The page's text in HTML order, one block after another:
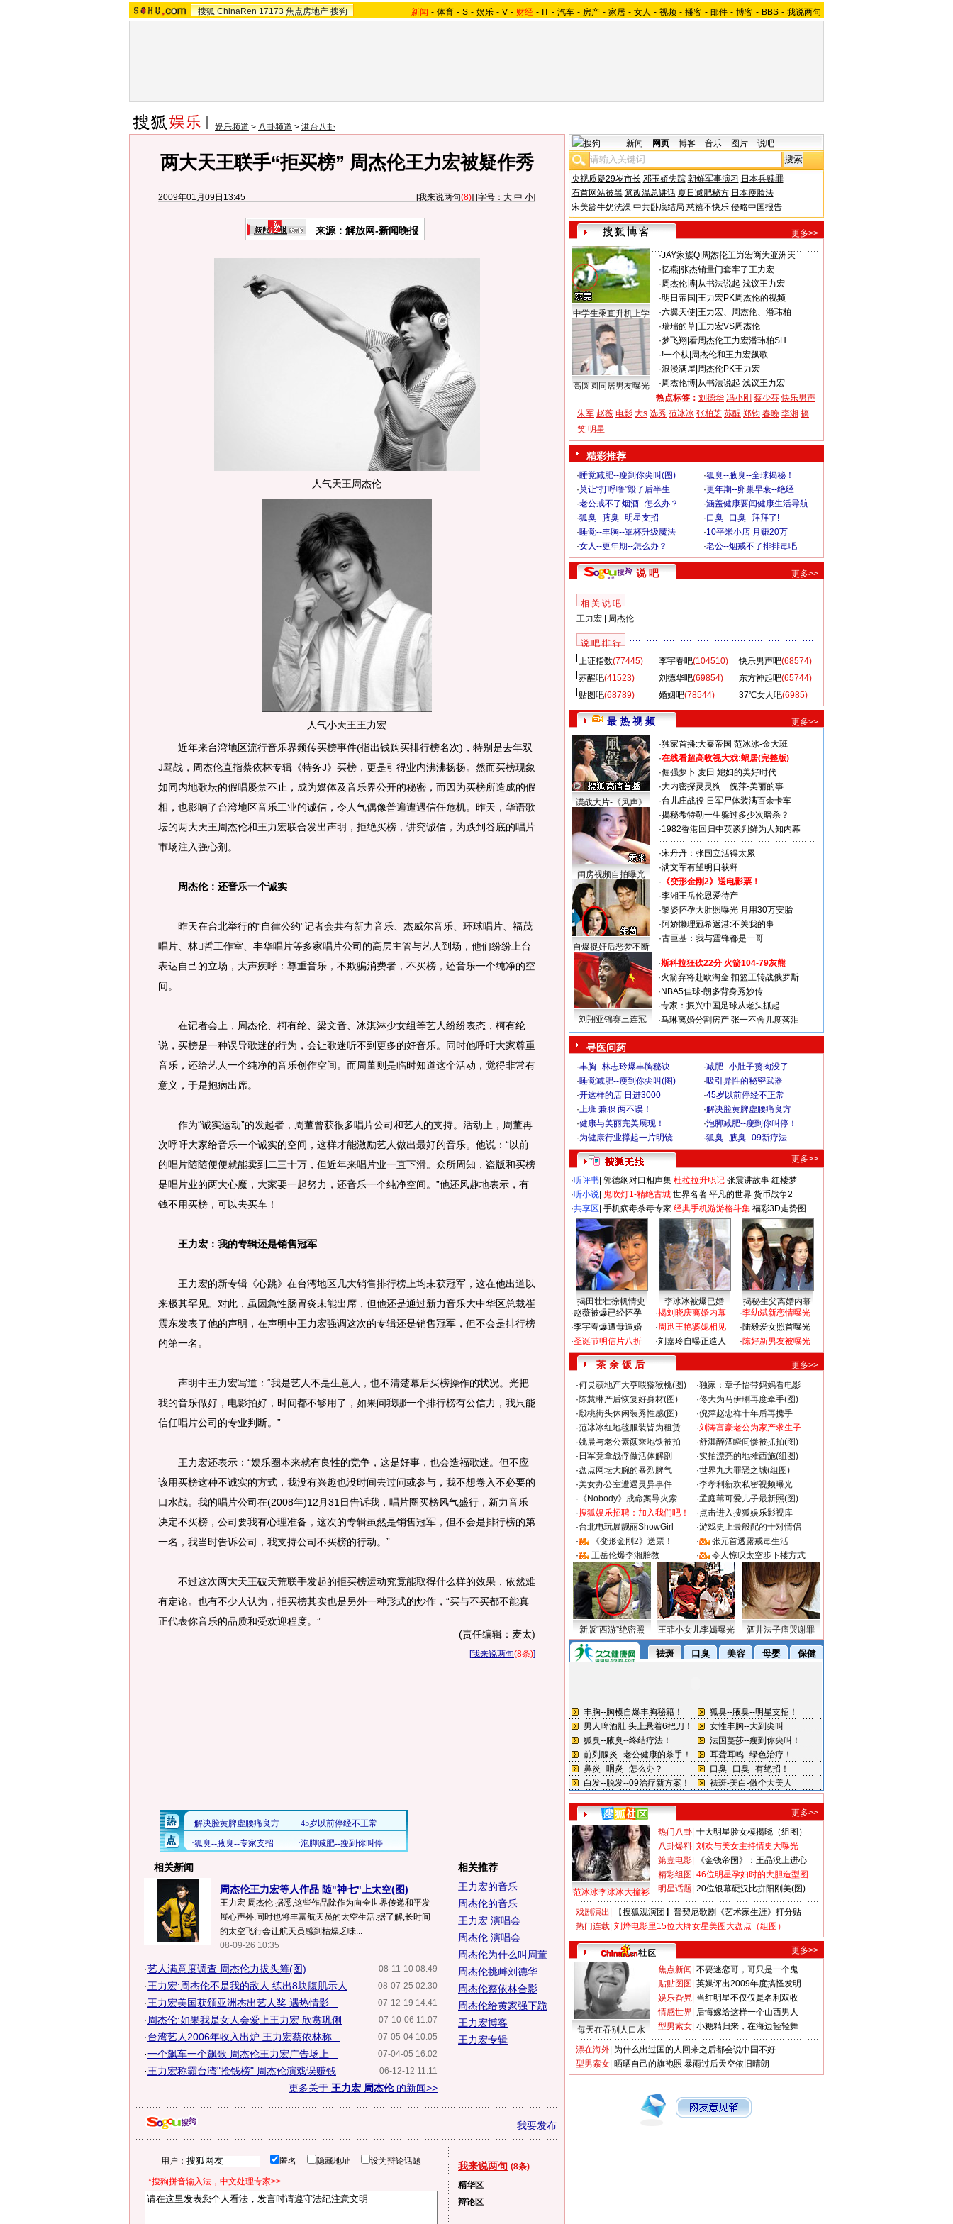
搜狐 ChinaRen 17173 焦点房地产 搜狗 新闻 - 体育 - S - 娱乐 - V - 财经 - IT - 汽车 - 房产 - 家居 - 女人 - 视频 - 播客 - 邮件 - 博客 - BBS - 我说两句
娱乐频道 > 八卦频道 > 港台八卦
两大天王联手“拒买榜” 周杰伦王力宏被疑作秀
2009年01月09日13:45 [我来说两句(8)] [字号： 大 中 小]
来源：解放网-新闻晚报
人气天王周杰伦
人气小天王王力宏
近年来台湾地区流行音乐界频传买榜事件(指出钱购买排行榜名次)，特别是去年双
J骂战，周杰伦直指蔡依林专辑《特务J》买榜，更是引得业内沸沸扬扬。然而买榜现象
如同内地歌坛的假唱屡禁不止，成为媒体及音乐界公开的秘密，而因为买榜所造成的假
相，也影响了台湾地区音乐工业的诚信，令人气偶像普遍遭遇信任危机。昨天，华语歌
坛的两大天王周杰伦和王力宏联合发出声明，拒绝买榜，讲究诚信，为跌到谷底的唱片
市场注入强心剂。
周杰伦：还音乐一个诚实
昨天在台北举行的“自律公约”记者会共有新力音乐、杰威尔音乐、环球唱片、福茂
唱片、林哲工作室、丰华唱片等多家唱片公司的高层主管与艺人到场，他们纷纷上台
表达自己的立场，大声疾呼：尊重音乐，不欺骗消费者，不买榜，还音乐一个纯净的空
间。
在记者会上，周杰伦、柯有纶、梁文音、冰淇淋少女组等艺人纷纷表态，柯有纶
说，买榜是一种误导歌迷的行为，会让歌迷听不到更多的好音乐。同时他呼吁大家尊重
音乐，还给艺人一个纯净的音乐创作空间。而周董则是临时知道这个活动，觉得非常有
意义，于是抱病出席。
作为“诚实运动”的发起者，周董曾获很多唱片公司和艺人的支持。活动上，周董再
次呼吁大家给音乐一个诚实的空间，这样才能激励艺人做出最好的音乐。他说：“以前
的唱片随随便便就能卖到二三十万，但近年来唱片业一直下滑。众所周知，盗版和买榜
是唱片业的两大心魔，大家要一起努力，还音乐一个纯净空间。”他还风趣地表示，有
钱不用买榜，可以去买车！
王力宏：我的专辑还是销售冠军
王力宏的新专辑《心跳》在台湾地区几大销售排行榜上均未获冠军，这在他出道以
来极其罕见。对此，虽因急性肠胃炎未能出席，但他还是通过新力音乐大中华区总裁崔
震东发表了他的声明，在声明中王力宏强调这次的专辑还是销售冠军，但不会是排行榜
的第一名。
声明中王力宏写道：“我是艺人不是生意人，也不清楚幕后买榜操作的状况。光把
我的音乐做好，电影拍好，时间都不够用了，如果问我哪一个排行榜有公信力，我只能
信任唱片公司的专业判断。”
王力宏还表示：“娱乐圈本来就有良性的竞争，这是好事，也会造福歌迷。但不应
该用买榜这种不诚实的方式，我没有兴趣也没时间去过问或参与，我不想卷入不必要的
口水战。我的唱片公司在(2008年)12月31日告诉我，唱片圈买榜风气盛行，新力音乐
决定不买榜，公司要我有心理准备，这次的专辑虽然是销售冠军，但不会是排行榜的第
一名，我当时告诉公司，我支持公司不买榜的行动。”
不过这次两大天王破天荒联手发起的拒买榜运动究竟能取得什么样的效果，依然难
有定论。也有不少人认为，拒买榜其实也是另外一种形式的炒作，“买与不买都不能真
正代表你音乐的品质和受欢迎程度。”
(责任编辑：麦太)
[我来说两句(8条)]
相关新闻
周杰伦王力宏等人作品 随"神七"上太空(图)
王力宏 周杰伦 据悉,这些作品除作为向全世界传递和平发
展心声外,同时也将丰富航天员的太空生活.据了解,长时间
的太空飞行会让航天员感到枯燥乏味...
08-09-26 10:35
08-11-10 08:49
·艺人满意度调查 周杰伦力拔头筹(图)
08-07-25 02:30
·王力宏:周杰伦不是我的敌人 练出8块腹肌示人
07-12-19 14:41
·王力宏美国获颁亚洲杰出艺人奖 遇热情影...
07-10-06 11:07
· 周杰伦:如果我是女人会爱上王力宏 欣赏巩俐
07-05-04 10:05
·台湾艺人2006年收入出炉 王力宏蔡依林称...
07-04-05 16:02
·一个飙车一个飙歌 周杰伦王力宏广告场上...
06-12-12 11:11
·王力宏称霸台湾"抢钱榜" 周杰伦演戏误赚钱
更多关于 王力宏 周杰伦的新闻>>
相关推荐
王力宏的音乐
周杰伦的音乐
王力宏 演唱会
周杰伦 演唱会
周杰伦为什么叫周董
周杰伦挑衅刘德华
周杰伦蔡依林合影
周杰伦给黄家强下跪
王力宏博客
王力宏专辑
我要发布
用户： 匿名 隐藏地址 设为辩论话题
*搜狗拼音输入法，中文处理专家>>
我来说两句 (8条)
精华区
辩论区
新闻 网页 博客 音乐 图片 说吧
央视质疑29岁市长 邓玉娇失踪 朝鲜军事演习 日本兵赎罪
石首网站被黑 篡改温总讲话 夏日减肥秘方 日本瘦脸法
宋美龄牛奶洗澡 中共卧底结局 慈禧不快乐 侵略中国报告
更多>>
中学生乘直升机上学
高圆圆同居男友曝光
·JAY家族Q| 周杰伦王力宏两大亚洲天
·忆燕| 张杰销量门套牢了王力宏
·周杰伦博| 从书法说起 浅议王力宏
·明日帝国 王力宏PK周杰伦的视频
·六翼天使 王力宏、周杰伦、潘玮柏
·瑞瑞的草| 王力宏VS周杰伦
·梦飞翔 看周杰伦王力宏潘玮柏SH
·!一个朲 周杰伦和王力宏飙歌
·浪漫满屋 周杰伦PK王力宏
·周杰伦博| 从书法说起 浅议王力宏
热点标签： 刘德华 冯小刚 蔡少芬 快乐男声
朱军 赵薇 电影 大s 选秀 范冰冰 张柏芝 苏醒 郑钧 春晚 李湘 搞
笑 明星
精彩推荐
·睡觉减肥--瘦到你尖叫(图) ·狐臭--腋臭--全球揭秘！
·莫让“打呼噜”毁了后半生 ·更年期--卵巢早衰--绝经
·老公戒不了烟酒--怎么办？ ·涵盖健康要闻健康生活导航
·狐臭--腋臭--明星支招 ·口臭--口臭--拜拜了!
·睡觉--丰胸--罩杯升级魔法 ·10平米小店 月赚20万
·女人--更年期--怎么办？ ·老公--烟戒不了排排毒吧
说 吧 更多>>
相 关 说 吧
王力宏| 周杰伦
说 吧 排 行
上证指数(77445) 李宇春吧(104510) 快乐男声吧(68574)
苏醒吧(41523) 刘德华吧(69854) 东方神起吧(65744)
贴图吧(68789) 婚姻吧(78544) 37℃女人吧(6985)
最 热 视 频 更多>>
谍战大片-《风声》
闺房视频自拍曝光
自爆捉奸后恶梦不断
·独家首播:大秦帝国 范冰冰-金大班
·在线看超高收视大戏:蜗居(完整版)
·倔强萝卜 麦田 媳妇的美好时代
·大内密探灵灵狗
倪萍-美丽的事
·台儿庄战役 日军尸体装满百余卡车
·揭秘希特勒一生躲过多少次暗杀？
·1982香港回归中英谈判鲜为人知内幕
·宋丹丹：张国立活得太累
·满文军有望明日获释
· 《变形金刚2》送电影票！
·李湘王岳伦恩爱待产
·黎姿怀孕大肚照曝光 月用30万安胎
·阿娇懒理冠希返港:不关我的事
·古巨基：我与霆锋都是一哥
刘翔亚锦赛三连冠
·斯科拉狂砍22分 火箭104-79灰熊
·火箭弃将赴欧淘金 扣篮王转战俄罗斯
· NBA5佳球-朗多背身秀妙传
·专家：振兴中国足球从老头抓起
·马琳离婚分割房产 张一不舍几度落泪
寻医问药
·丰胸--林志玲爆丰胸秘诀 ·减肥--小肚子赘肉没了
·睡觉减肥--瘦到你尖叫(图) ·吸引异性的秘密武器
·开这样的店 日进3000 ·45岁以前停经不正常
·上班 兼职 两不误！ ·解决脸黄脾虚腰痛良方
·健康与美丽完美展现！ ·泡脚减肥--瘦到你叫停！
·为健康行业撑起一片明镜 ·狐臭--腋臭--09新疗法
更多>>
·听评书 郭德纲对口相声集 杜拉拉升职记 张震讲故事 红楼梦
·听小说 鬼吹灯1-精绝古城 世界名著 平凡的世界 货币战争2
·共享区 手机病毒杀毒专家 经典手机游游格斗集 福彩3D走势图
揭田壮壮徐帆情史 李冰冰被爆已婚
揭秘生父离婚内幕
·赵薇被爆已经怀孕
·李宇春爆遭母逼婚
·圣诞节明信片八折
·揭刘晓庆离婚内幕
·周迅王艳婆媳相见
·刘嘉玲自曝正造人
·李幼斌新恋情曝光
·陆毅爱女照首曝光
·陈好新男友被曝光
茶 余 饭 后
更多>>
·何炅获地产大亨喂猕猴桃(图) ·独家：章子怡带妈妈看电影
·陈慧琳产后恢复好身材(图) ·佟大为马伊琍再度牵手(图)
·殷桃街头休闲装秀性感(图) ·倪萍赵忠祥十年后再携手
·范冰冰红地毯服装皆为租赁 ·刘涛富豪老公为家产求生子
·姚晨与老公素颜乘地铁被拍 ·舒淇醉酒瞬间惨被抓拍(图)
· 日军竟拿战俘做活体解剖 ·实拍漂亮的地摊西施(组图)
·盘点网坛大腕的暴烈脾气 ·世界九大罪恶之城(组图)
·美女办公室遭遇灵异事件 ·李孝利新欢私密视频曝光
· 《Nobody》成命案导火索 ·孟庭苇可爱儿子最新照(图)
·搜狐娱乐招聘：加入我们吧！ ·点击进入搜狐娱乐影视库
·台北电玩展靓丽ShowGirl ·游戏史上最般配的十对情侣
·
《变形金刚2》送票！ ·
张元首透露戒毒生活
·
王岳伦爆李湘胎教 · 令人惊叹太空步下楼方式
新版“西游”绝密照 王菲小女儿李嫣曝光 酒井法子痛哭谢罪
更多>>
范冰冰李冰冰大撞衫
热门八卦 十大明星脸女模揭晓（组图）
八卦爆料 刘欢与美女主持情史大曝光
第壹电影
《金钱帝国》：王晶没上进心
精彩组图 46位明星孕妇时的大胆造型图
明星话题 20位银幕硬汉比拼阳刚美(图)
戏剧演出
【搜狐观演团】普契尼歌剧《艺术家生涯》打分贴
热门连载 刘烨电影里15位大牌女星美图大盘点（组图）
更多>>
每天在吞别人口水
焦点新闻 不要迷恋哥，哥只是一个鬼
贴贴图图 英媒评出2009年度搞怪发明
娱乐旮旯 当红明星不仅仅是名利双收
情感世界 后悔嫁给这样一个山西男人
型男索女 小糖精归来，在海边轻轻舞
漂在海外 为什么出过国的人回来之后都会说中国不好
型男索女 晒晒自己的旗袍照 暴雨过后天空依旧晴朗